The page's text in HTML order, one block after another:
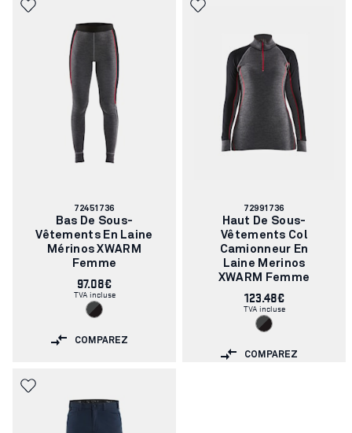
Numéro
d'article:
72451736
Bas De Sous-
Vêtements En Laine
Mérinos XWARM
Femme
97.08€
TVA incluse
COMPAREZ
Numéro
d'article:
72991736
Haut De Sous-
Vêtements Col
Camionneur En
Laine Merinos
XWARM Femme
123.48€
TVA incluse
COMPAREZ